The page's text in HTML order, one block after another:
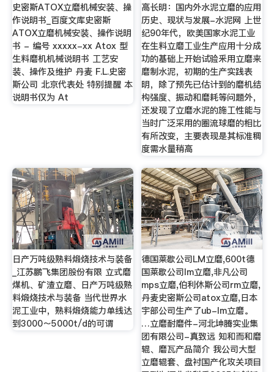
史密斯ATOX立磨机械安装、操
作说明书_百度文库史密斯
ATOX立磨机械安装、操作说明
书 - 编号 xxxxx-xx Atox 型
生料磨机机械说明书 工艺安
装、操作及维护 丹麦 F.L.史密
斯公司 北京代表处 特别提醒 本
说明书仅为 At
高长明：国内外水泥立磨的应用
历史、现状与发展-水泥网 上世
纪90年代，欧美国家水泥工业
在生料立磨工业生产应用十分成
功的基础上开始试验釆用立磨来
磨制水泥，初期的生产实践表
明，除了预先已估计到的磨机结
构强度、振动和磨耗等问题外，
还发现了立磨水泥的施工性能与
当时广泛采用的圈流球磨的相比
有所改变，主要表现是其标准稠
度需水量稍高
日产万吨级熟料煅烧技术与装备
_江苏鹏飞集团股份有限 立式磨
煤机、矿渣立磨、日产万吨级熟
料煅烧技术与装备 当代世界水
泥工业中，熟料煅烧能力单线达
到3000～5000t/d的可谓
德国莱歇公司LM立磨,600t德
国莱歇公司lm立磨,非凡公司
mps立磨,伯利休斯公司rm立磨,
丹麦史密斯公司atox立磨,日本
宇部公司生产了ub-lm立磨。
…立磨耐磨件-河北坤腾实业集
团有限公司-真致远 知和而和磨
辊、磨瓦产品简介 我公司大型
立磨辊套、盘衬国产化攻关项目